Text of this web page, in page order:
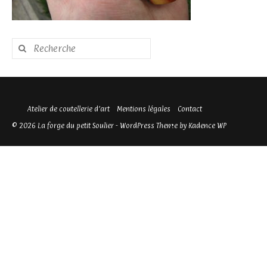
Rechercher
:
Atelier de coutellerie d’art Mentions légales
Contact
© 2026 La forge du petit Soulier - WordPress Theme by Kadence WP